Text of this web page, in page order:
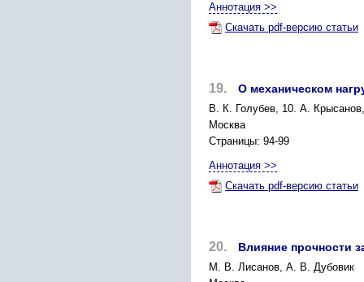
Аннотация >>
Скачать pdf-версию статьи
19. О механическом
В. К. Голубев, 10. А.
Москва
Страницы: 94-99
Аннотация >>
Скачать pdf-версию статьи
20. Влияние прочности
М. В. Лисанов, А. В. Дубовик